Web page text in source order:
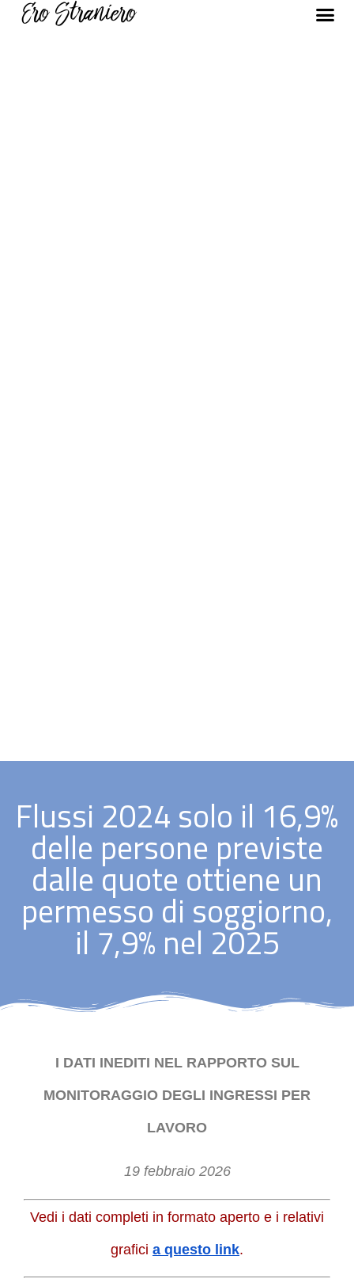
Flussi 2024 solo il 16,9%
delle persone previste
dalle quote ottiene un
permesso di soggiorno,
il 7,9% nel 2025
I DATI INEDITI NEL RAPPORTO SUL
MONITORAGGIO DEGLI INGRESSI PER
LAVORO
19 febbraio 2026
Vedi i dati completi in formato aperto e i relativi
grafici a questo link.